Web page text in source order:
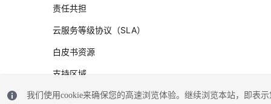
责任共担
云服务等级协议（SLA）
白皮书资源
支持区域
系统权限
我们使用cookie来确保您的高速浏览体验。继续浏览本站，即表示